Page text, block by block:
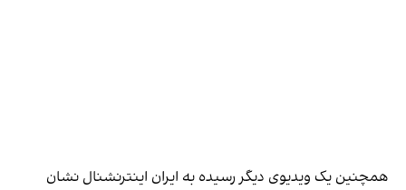
همچنین یک ویدیوی دیگر رسیده به ایران اینترنشنال نشان